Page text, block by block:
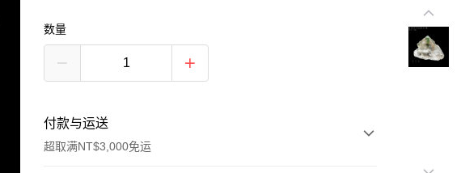
数量
付款与运送
超取满NT$3,000免运